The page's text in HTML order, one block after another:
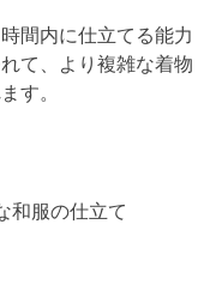
間内に仕立てる能力
て、より複雑な着物
す。
和服の仕立て